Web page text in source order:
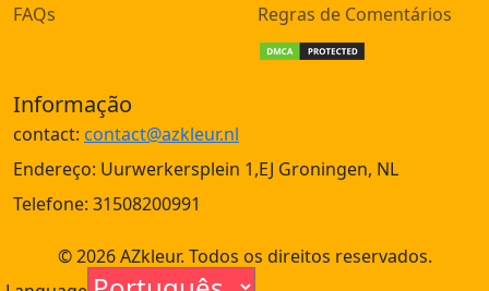
FAQs
Regras de Comentários
Informação
contact: contact@azkleur.nl
Endereço: Uurwerkersplein 1,EJ Groningen, NL
Telefone: 31508200991
© 2026 AZkleur. Todos os direitos reservados.